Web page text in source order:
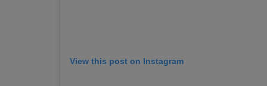
View this post on Instagram